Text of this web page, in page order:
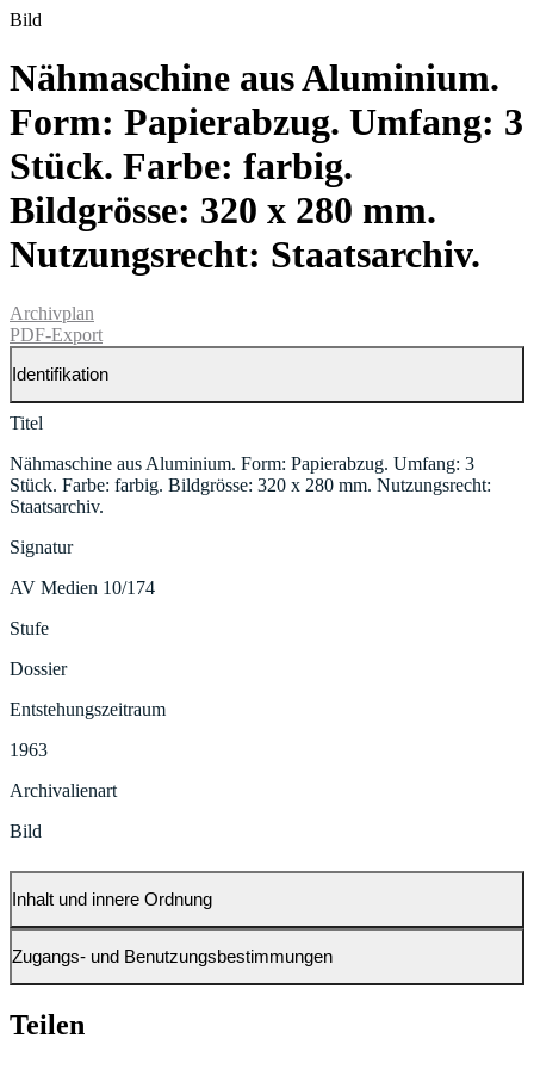
Bild
Nähmaschine aus Aluminium.
Form: Papierabzug. Umfang: 3
Stück. Farbe: farbig.
Bildgrösse: 320 x 280 mm.
Nutzungsrecht: Staatsarchiv.
Archivplan
PDF-Export
Identifikation
Titel
Nähmaschine aus Aluminium. Form: Papierabzug. Umfang: 3
Stück. Farbe: farbig. Bildgrösse: 320 x 280 mm. Nutzungsrecht:
Staatsarchiv.
Signatur
AV Medien 10/174
Stufe
Dossier
Entstehungszeitraum
1963
Archivalienart
Bild
Inhalt und innere Ordnung
Zugangs- und Benutzungsbestimmungen
Teilen